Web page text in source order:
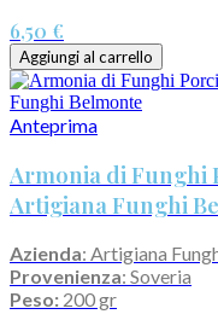
6,50 €
Aggiungi al carrello
Anteprima
Armonia di Funghi
Artigiana Funghi
Azienda: Artigiana
Provenienza: Soveria
Peso: 200 gr